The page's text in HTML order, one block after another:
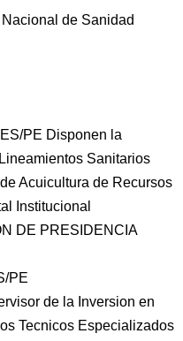
de Sanidad
PE Disponen la
Sanitarios
Acuicultura de Recursos
Institucional
DE PRESIDENCIA
PE
de la Inversion en
Tecnicos Especializados